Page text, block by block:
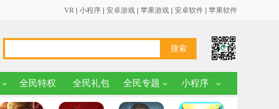
VR 小程序 安卓游戏 苹果游戏 安卓软件 苹果软件
全民特权 全民礼包 全民专题 小程序